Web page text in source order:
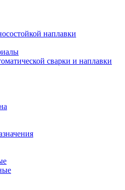
наплавки
сварки и наплавки